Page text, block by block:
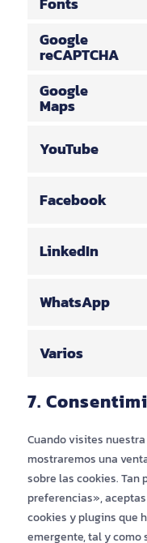
Google
reCAPTCHA
Google
Maps
YouTube
Facebook
LinkedIn
WhatsApp
Varios
7.
Cuando visites
mostraremos una
sobre las cookies. Tan
preferencias»,
cookies y plugins que
emergente, tal y como